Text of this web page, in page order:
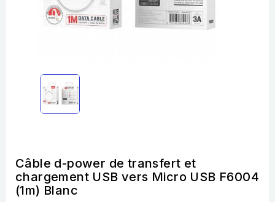
Câble d-power de transfert et
chargement USB vers Micro USB F6004
(1m) Blanc